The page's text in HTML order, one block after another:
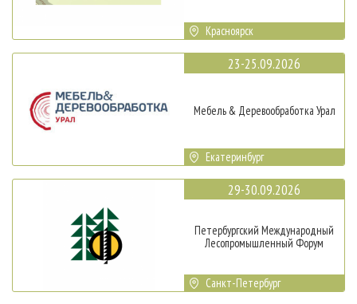
Красноярск
23-25.09.2026
Мебель & Деревообработка Урал
Екатеринбург
29-30.09.2026
Петербургский Международный
Лесопромышленный Форум
Санкт-Петербург